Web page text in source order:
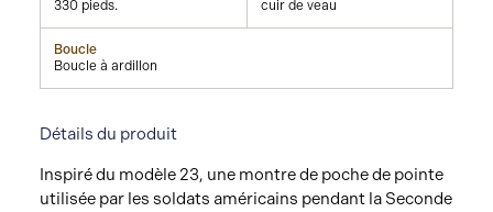
330 pieds.
cuir de veau
Boucle
Boucle à ardillon
Détails du produit
Inspiré du modèle 23, une montre de poche de pointe
utilisée par les soldats américains pendant la Seconde